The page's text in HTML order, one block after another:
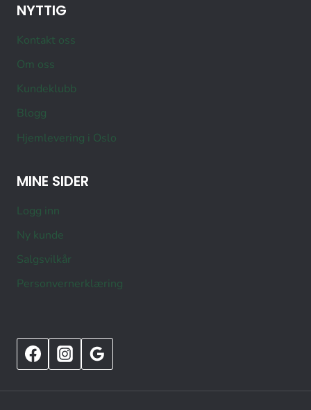
NYTTIG
Kontakt oss
Om oss
Kundeklubb
Blogg
Hjemlevering i Oslo
MINE SIDER
Logg inn
Ny kunde
Salgsvilkår
Personvernerklæring